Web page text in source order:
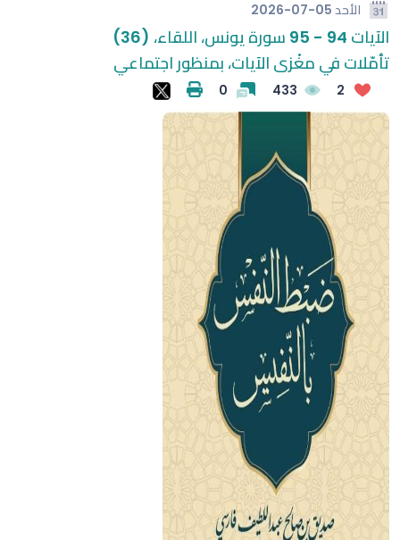
الأحد 2026-07-05
الآيات 94 - 95 سورة يونس، اللقاء، (36)
تأمّلات في مغْزى الآيات، بمنظور اجتماعي
2
433
0